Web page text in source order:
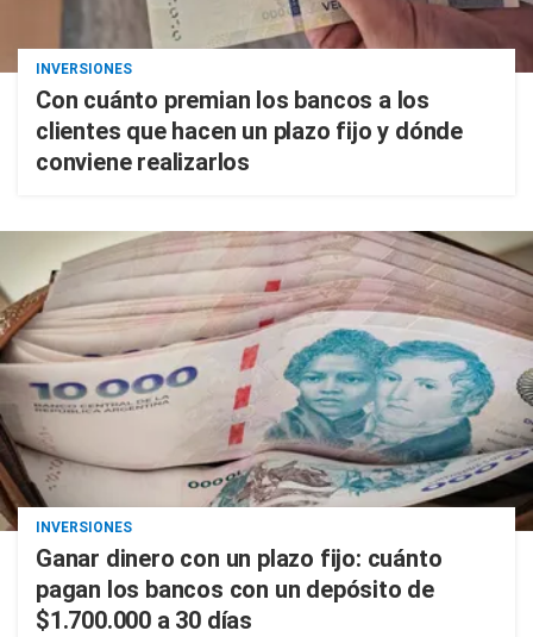
INVERSIONES
Con cuánto premian los bancos a los
clientes que hacen un plazo fijo y dónde
conviene realizarlos
INVERSIONES
Ganar dinero con un plazo fijo: cuánto
pagan los bancos con un depósito de
$1.700.000 a 30 días